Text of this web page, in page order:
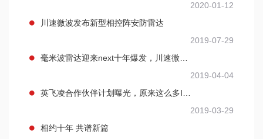
2020-01-12
川速微波发布新型相控阵安防雷达
2019-07-29
2019-04-04
2019-03-29
相约十年 共谱新篇